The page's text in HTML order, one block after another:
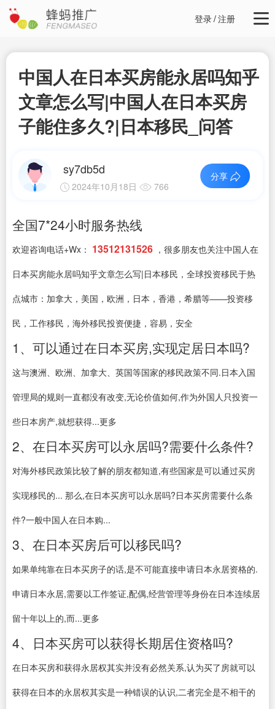
登录/注册
中国人在日本买房能永居吗知乎
文章怎么写|中国人在日本买房
子能住多久?|日本移民_问答
sy7db5d
2024年10月18日 766
分享
全国7*24小时服务热线
欢迎咨询电话+Wx： 13512131526 ，很多朋友也关注中国人在
日本买房能永居吗知乎文章怎么写|日本移民，全球投资移民于热
点城市：加拿大，美国，欧洲，日本，香港，希腊等——投资移
民，工作移民，海外移民投资便捷，容易，安全
1、可以通过在日本买房,实现定居日本吗?
这与澳洲、欧洲、加拿大、英国等国家的移民政策不同.日本入国
管理局的规则一直都没有改变,无论价值如何,作为外国人只投资一
些日本房产,就想获得...更多
2、在日本买房可以永居吗?需要什么条件?
对海外移民政策比较了解的朋友都知道,有些国家是可以通过买房
实现移民的... 那么,在日本买房可以永居吗?日本买房需要什么条
件?一般中国人在日本购...
3、在日本买房后可以移民吗?
如果单纯靠在日本买房子的话,是不可能直接申请日本永居资格的.
申请日本永居,需要以工作签证,配偶,经营管理等身份在日本连续居
留十年以上的,而...更多
4、日本买房可以获得长期居住资格吗?
在日本买房和获得永居权其实并没有必然关系,认为买了房就可以
获得在日本的永居权其实是一种错误的认识,二者完全是不相干的